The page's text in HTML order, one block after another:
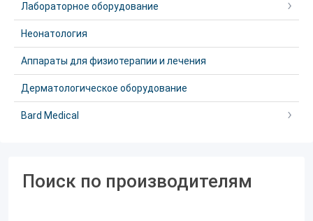
Лабораторное оборудование
Неонатология
Аппараты для физиотерапии и лечения
Дерматологическое оборудование
Bard Medical
Поиск по производителям